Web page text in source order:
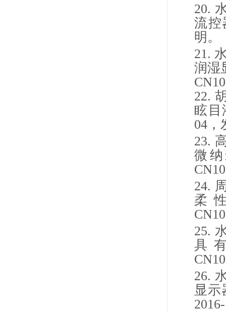
20.
流控
明。
21.
润湿
22.
眩目
04
23.
微
24.
柔
25.
具
26.
显示